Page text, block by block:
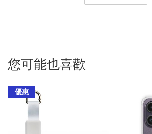
您可能也喜歡
優惠